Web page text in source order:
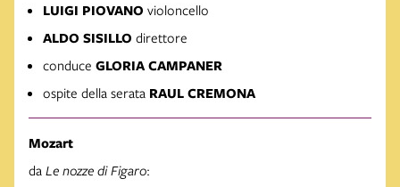
LUIGI PIOVANO violoncello
ALDO SISILLO direttore
conduce GLORIA CAMPANER
ospite della serata RAUL CREMONA
Mozart
da Le nozze di Figaro: